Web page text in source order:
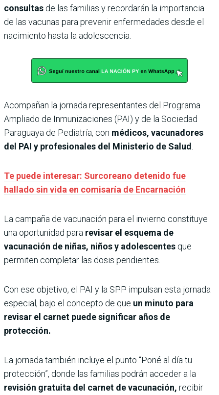
consultas de las familias y recordarán la importancia
de las vacunas para prevenir enfermedades desde el
nacimiento hasta la adolescencia.
Acompañan la jornada representantes del Programa
Ampliado de Inmunizaciones (PAI) y de la Sociedad
Paraguaya de Pediatría, con médicos, vacunadores
del PAI y profesionales del Ministerio de Salud
Te puede interesar: Surcoreano detenido fue
hallado sin vida en comisaría de Encarnación
La campaña de vacunación para el invierno constituye
una oportunidad para revisar el esquema de
vacunación de niñas, niños y adolescentes que
permiten completar las dosis pendientes.
Con ese objetivo, el PAI y la SPP impulsan esta jornada
especial, bajo el concepto de que un minuto para
revisar el carnet puede significar años de
protección.
La jornada también incluye el punto “Poné al día tu
protección”, donde las familias podrán acceder a la
revisión gratuita del carnet de vacunación, recibir